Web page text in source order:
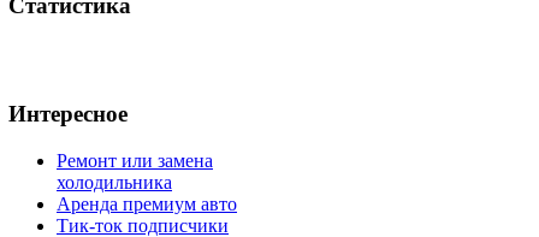
Интересное
Ремонт или замена
холодильника
Аренда премиум авто
Тик-ток подписчики